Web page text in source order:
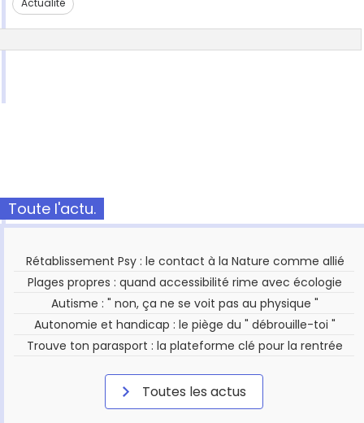
Actualité
Toute l'actu.
Rétablissement Psy : le contact à la Nature comme allié
Plages propres : quand accessibilité rime avec écologie
Autisme : " non, ça ne se voit pas au physique "
Autonomie et handicap : le piège du " débrouille-toi "
Trouve ton parasport : la plateforme clé pour la rentrée
Toutes les actus